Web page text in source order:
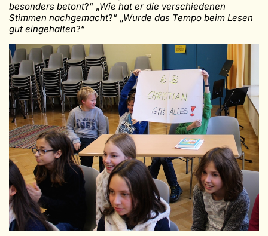
besonders betont?“ „Wie hat er die verschiedenen
Stimmen nachgemacht?“ „Wurde das Tempo beim Lesen
gut eingehalten?“